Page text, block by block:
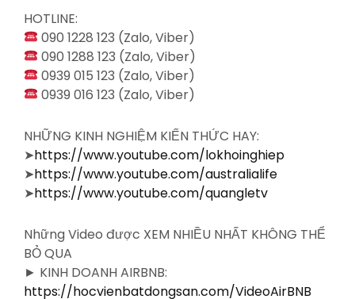
HOTLINE:
090 1228 123 (Zalo, Viber)
090 1288 123 (Zalo, Viber)
0939 015 123 (Zalo, Viber)
0939 016 123 (Zalo, Viber)
NHỮNG KINH NGHIỆM KIẾN THỨC HAY:
➤https://www.youtube.com/lokhoinghiep
➤https://www.youtube.com/australialife
➤https://www.youtube.com/quangletv
Những Video được XEM NHIỀU NHẤT KHÔNG THỂ
BỎ QUA
► KINH DOANH AIRBNB:
https://hocvienbatdongsan.com/VideoAirBNB